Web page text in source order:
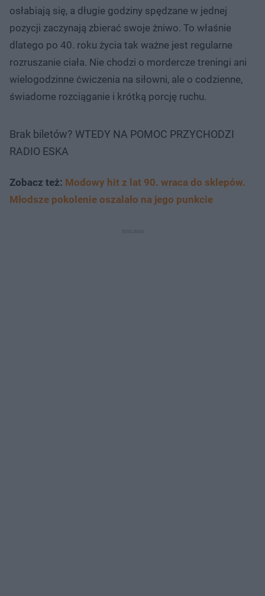
osłabiają się, a długie godziny spędzane w jednej
pozycji zaczynają zbierać swoje żniwo. To właśnie
dlatego po 40. roku życia tak ważne jest regularne
rozruszanie ciała. Nie chodzi o mordercze treningi ani
wielogodzinne ćwiczenia na siłowni, ale o codzienne,
świadome rozciąganie i krótką porcję ruchu.
Brak biletów? WTEDY NA POMOC PRZYCHODZI
RADIO ESKA
Zobacz też: Modowy hit z lat 90. wraca do sklepów.
Młodsze pokolenie oszalało na jego punkcie